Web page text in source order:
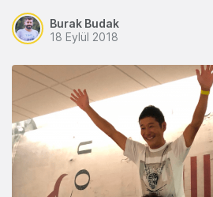
Burak Budak
18 Eylül 2018